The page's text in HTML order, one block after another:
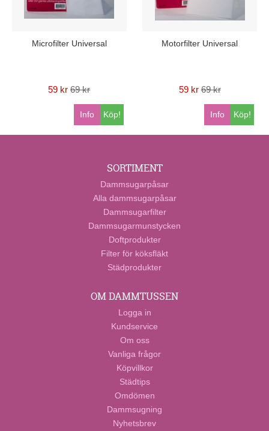
Microfilter Universal
59 kr 69 kr
Köp!
Info
Motorfilter Universal
59 kr 69 kr
Köp!
Info
SORTIMENT
Dammsugarpåsar
Alla dammsugarpåsar
Dammsugarfilter
Dammsugarmunstycken
Doftprodukter
Filter för köksfläkt
Städprodukter
OM DAMMTUSSEN
Logga in
Kundservice
Om oss
Vanliga frågor
Köpvillkor
Städtips
Omdömen
Dammsugning
Nyhetsbrev